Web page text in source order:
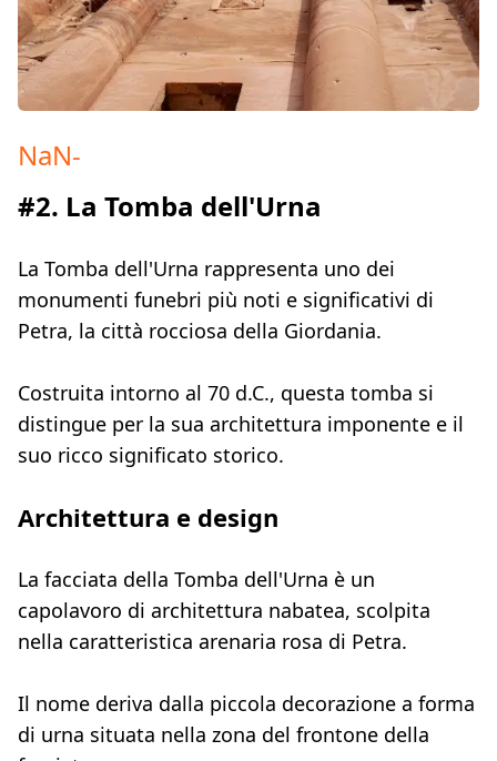
NaN-
#2. La Tomba dell'Urna
La Tomba dell'Urna rappresenta uno dei
monumenti funebri più noti e significativi di
Petra, la città rocciosa della Giordania.
Costruita intorno al 70 d.C., questa tomba si
distingue per la sua architettura imponente e il
suo ricco significato storico.
Architettura e design
La facciata della Tomba dell'Urna è un
capolavoro di architettura nabatea, scolpita
nella caratteristica arenaria rosa di Petra.
Il nome deriva dalla piccola decorazione a forma
di urna situata nella zona del frontone della